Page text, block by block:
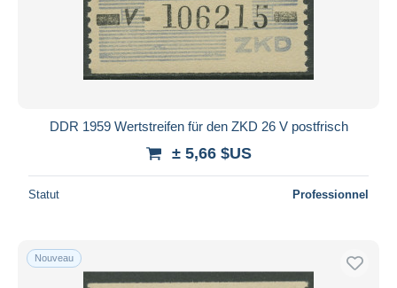
DDR 1959 Wertstreifen für den ZKD 26 V postfrisch
± 5,66 $US
Statut Professionnel
Nouveau